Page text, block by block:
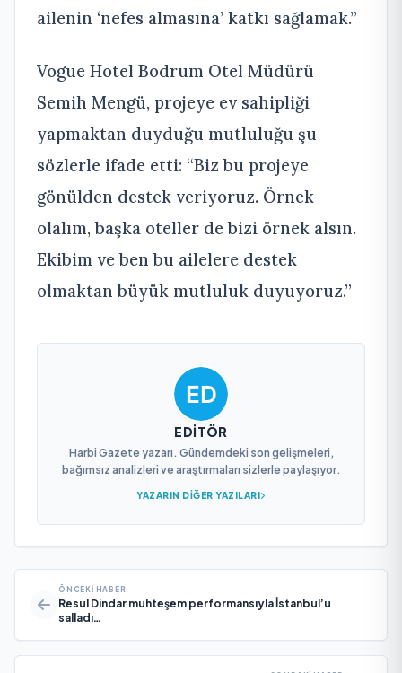
ailenin ‘nefes almasına’ katkı sağlamak.”
Vogue Hotel Bodrum Otel Müdürü
Semih Mengü, projeye ev sahipliği
yapmaktan duyduğu mutluluğu şu
sözlerle ifade etti: “Biz bu projeye
gönülden destek veriyoruz. Örnek
olalım, başka oteller de bizi örnek alsın.
Ekibim ve ben bu ailelere destek
olmaktan büyük mutluluk duyuyoruz.”
EDITÖR
Harbi Gazete yazarı. Gündemdeki son gelişmeleri,
bağımsız analizleri ve araştırmaları sizlerle paylaşıyor.
YAZARIN DIĞER YAZILARI
ÖNCEKI HABER
Resul Dindar muhteşem performansıyla İstanbul’u
salladı…